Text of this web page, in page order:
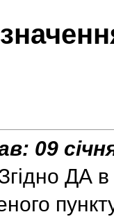
09
ДА